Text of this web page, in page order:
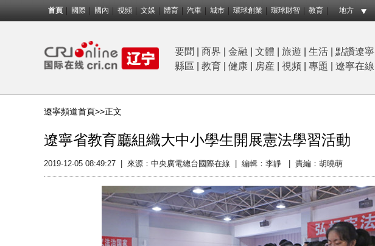
首頁 國際 國內 視頻 文娛 體育 汽車 城市 環球創業 環球財智 教育 地方
要聞 商界 金融 文體 旅遊 生活 點讚遼寧
縣區
教育 健康 房産 視頻 專題 遼寧在線
遼寧頻道首頁>>正文
遼寧省教育廳組織大中小學生開展憲法學習活動
2019-12-05 08:49:27 來源：中央廣電總台國際在線 編輯：李靜 | 責編：胡曉萌